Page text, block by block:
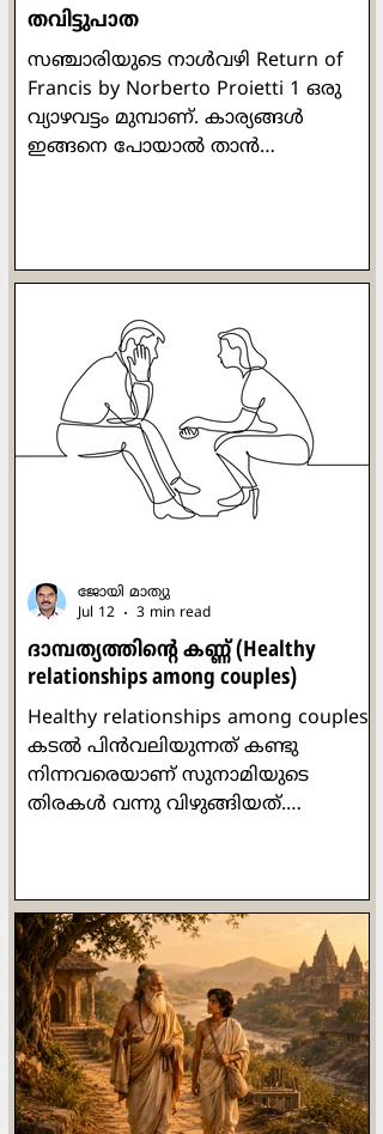
തവിട്ടുപാത
സഞ്ചാരിയുടെ നാള്‍വഴി Return of
Francis by Norberto Proietti 1 ഒരു
വ്യാഴവട്ടം മുമ്പാണ്. കാര്യങ്ങള്‍
ഇങ്ങനെ പോയാല്‍ താന്‍
നടക്കുകയാണ്. കാര്യങ്ങള്‍
'അപകട'ത്തിലേക്കു
നീങ്ങുകയാണെന്നു തോന്നിയ
അദ്ദേഹം തന്‍റെ അരികിലിരുന്ന
സാവോപോളോയിലെ കാര്‍ഡിനല്‍
ക്ലൗഡിയോ ഹ്യൂമിസിനെ ഉറ്റുനോക്കി.
സാരമില്ലെന്ന് ഒരു ശരീരഭാഷയിലൂടെ
കാര്‍ഡിനല്‍ ഹ്യൂമിസ് സമാധാനിപ്പിച്ചു.
മൂന്നില്‍ രണ്ട് ഭൂരിപ
ദാമ്പത്യത്തിന്‍റെ കണ്ണ് (Healthy
relationships ​among couples)
Healthy relationships ​among couples
കടല്‍ പിന്‍വലിയുന്നത് കണ്ടു
നിന്നവരെയാണ് സുനാമിയുടെ
തിരകള്‍ വന്നു വിഴുങ്ങിയത്.
പിന്‍വലിയല്‍ അപകടത്തിന്‍റെ
മുന്നോടിയാണ്, കടലിന്‍റെ കാര്യത്തില്‍
മാത്രമല്ല ദാമ്പത്യത്തിന്‍റെ
കാര്യത്തിലും. രണ്ടിലൊരാള്‍
പിന്‍വലിയുന്നു അല്ലെങ്കില്‍
ഉള്‍വലിയുന്നു എന്നതാണ് ദാമ്പത്യം
നേരിടുന്ന ഏറ്റവും വലിയ വെല്ലുവിളി.
വളരെ ഉന്‍മേഷത്തോടെ പോയിരുന്ന
ജോയി മാത്യു
Jul 12
3 min read